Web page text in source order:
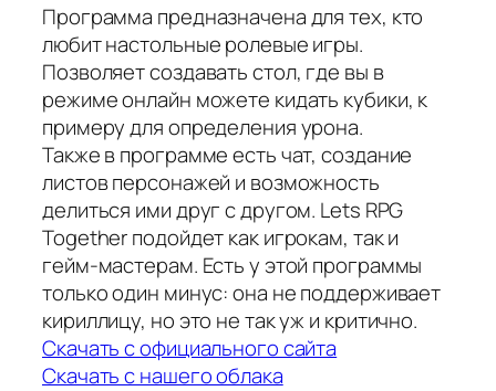
Программа предназначена для тех, кто
любит настольные ролевые игры.
Позволяет создавать стол, где вы в
режиме онлайн можете кидать кубики, к
примеру для определения урона.
Также в программе есть чат, создание
листов персонажей и возможность
делиться ими друг с другом. Lets RPG
Together подойдет как игрокам, так и
гейм-мастерам. Есть у этой программы
только один минус: она не поддерживает
кириллицу, но это не так уж и критично.
Скачать с официального сайта
Скачать с нашего облака